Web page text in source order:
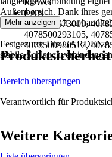
RFWG
EAN
2001620673009,
4078500293105,
4078500980517,
Außenbereich. Dank ihres
Kupplung einfach zu
Festgezurrt: Die
stabile
Mehr anzeigen
Produktsicherheit
Bereich überspringen
Verantwortlich für
Weitere